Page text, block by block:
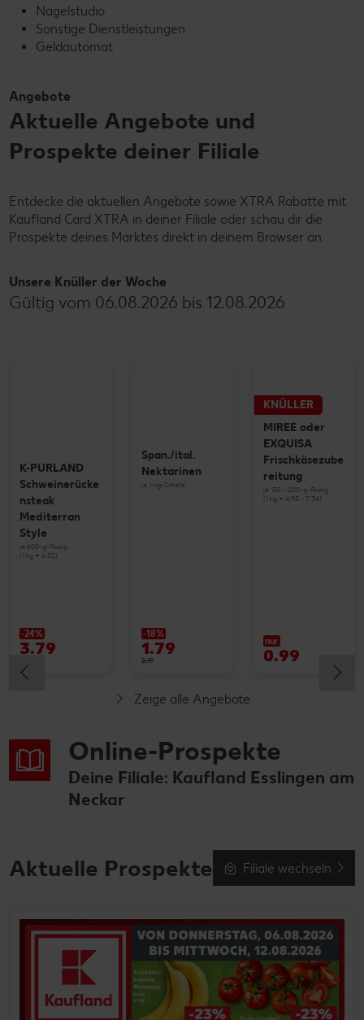
Nagelstudio
Sonstige Dienstleistungen
Geldautomat
Angebote
Aktuelle Angebote und
Prospekte deiner Filiale
Entdecke die aktuellen Angebote sowie XTRA Rabatte mit
Kaufland Card XTRA in deiner Filiale oder schau dir die
Prospekte deines Marktes direkt in deinem Browser an.
Unsere Knüller der Woche
Gültig vom 06.08.2026 bis 12.08.2026
K-PURLAND
Schweinerücke
nsteak
Mediterran
Style
je 600-g-Packg.
(1 kg = 6.32)
-24%
3.79
Span./ital.
Nektarinen
je 1-kg-Schale
-18%
1.79
2.19
KNÜLLER
MIREE oder
EXQUISA
Frischkäsezube
reitung
je 135 - 200-g-Packg.
(1 kg = 4.95 - 7.34)
nur
0.99
Zeige alle Angebote
Online-Prospekte
Deine Filiale: Kaufland Esslingen am
Neckar
Aktuelle Prospekte Filiale wechseln